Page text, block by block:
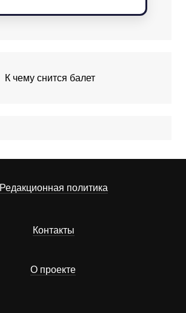
К чему снится балет
Редакционная политика
Контакты
О проекте